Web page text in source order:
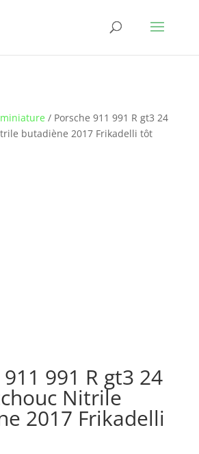
/ Porsche 911 991 R gt3 24
butadiène 2017 Frikadelli tôt
991 R gt3 24
Nitrile
2017 Frikadelli